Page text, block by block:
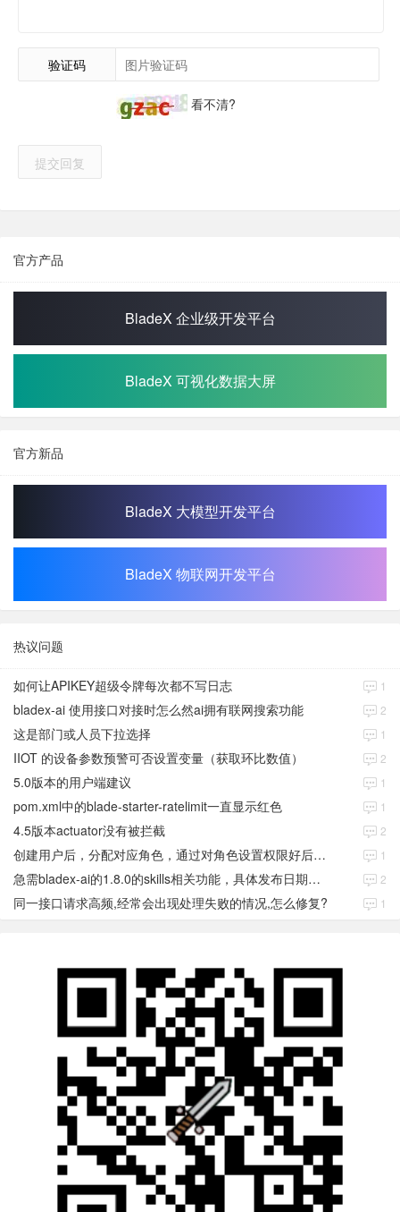
验证码
看不清?
提交回复
官方产品
BladeX 企业级开发平台
BladeX 可视化数据大屏
官方新品
BladeX 大模型开发平台
BladeX 物联网开发平台
热议问题
如何让APIKEY超级令牌每次都不写日志 1
bladex-ai 使用接口对接时怎么然ai拥有联网搜索功能 2
这是部门或人员下拉选择 1
IIOT 的设备参数预警可否设置变量（获取环比数值） 2
5.0版本的用户端建议 1
pom.xml中的blade-starter-ratelimit一直显示红色 1
4.5版本actuator没有被拦截 2
创建用户后，分配对应角色，通过对角色设置权限好后，登录当前用户后。查看不到当前已分配对应角色权限数据 1
急需bladex-ai的1.8.0的skills相关功能，具体发布日期是多少号 2
同一接口请求高频,经常会出现处理失败的情况,怎么修复? 1